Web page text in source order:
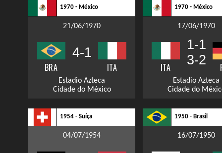
1970 - México
21/06/1970
BRA
4-1
ITA
Estadio Azteca
Cidade do México
1970 - México
17/06/1970
ITA
1-1
3-2
Estadio Azteca
Cidade do
1954 - Suíça
04/07/1954
1950 - Brasil
16/07/1950